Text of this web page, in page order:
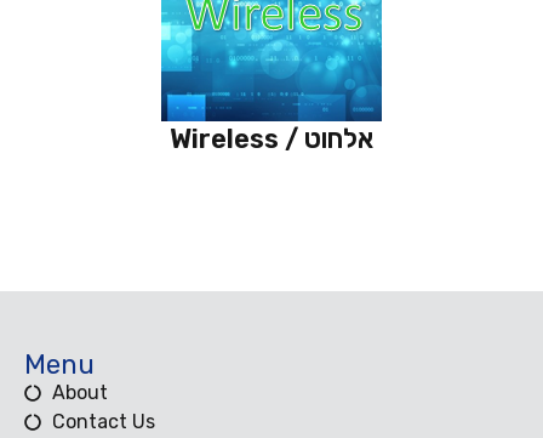
Wireless / אלחוט
Menu
About
Contact Us